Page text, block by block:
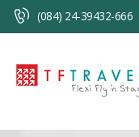
(084) 24-39432-666